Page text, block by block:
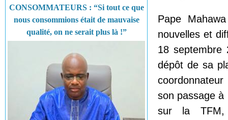
CONSOMMATEURS : “Si tout ce que
nous consommions était de mauvaise
qualité, on ne serait plus là !”
Pape
nouvelles et
18 septembre
dépôt de sa
son passage à
sur la TFM,